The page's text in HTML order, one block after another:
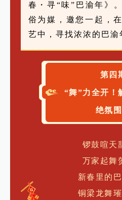
春・寻“味”巴渝年》
俗为媒，邀您一起，
艺中，寻找浓浓的巴渝
第四
“舞”力全开！
绝氛围
锣鼓喧天
万家起舞
新春里的
铜梁龙舞